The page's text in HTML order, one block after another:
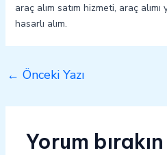
araç alım satım hizmeti, araç
hasarlı alım.
← Önceki Yazı
Yorum bırakın